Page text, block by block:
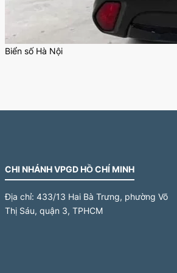
Biển số Hà Nội
Biển số thông thường được cấp tuần tự
dãy số có quy luật đặc biệt, dễ nhớ,
Tiêu chí đánh giá biển số ô
Tiêu chí phong thủy là yếu tố quan trọng
CHI NHÁNH VPGD HỒ CHÍ MINH
Địa chỉ: 433/13 Hai Bà Trưng, phường Võ
Thị Sáu, quận 3, TPHCM